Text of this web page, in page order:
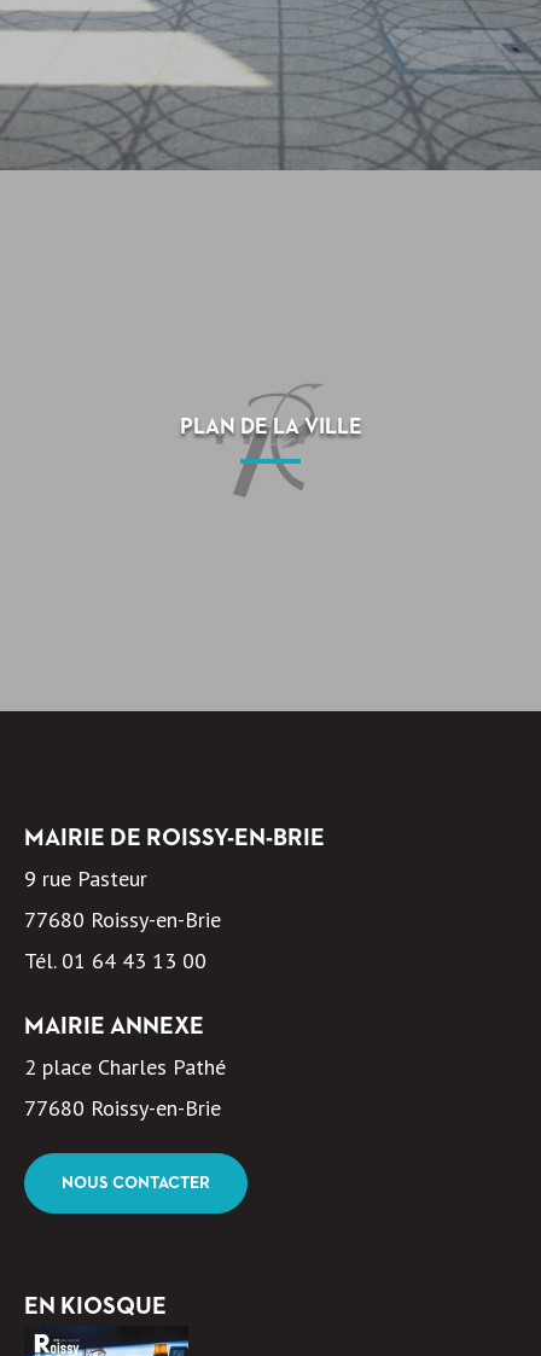
PLAN DE LA VILLE
MAIRIE DE ROISSY-EN-BRIE
9 rue Pasteur
77680 Roissy-en-Brie
Tél. 01 64 43 13 00
MAIRIE ANNEXE
2 place Charles Pathé
77680 Roissy-en-Brie
NOUS CONTACTER
EN KIOSQUE